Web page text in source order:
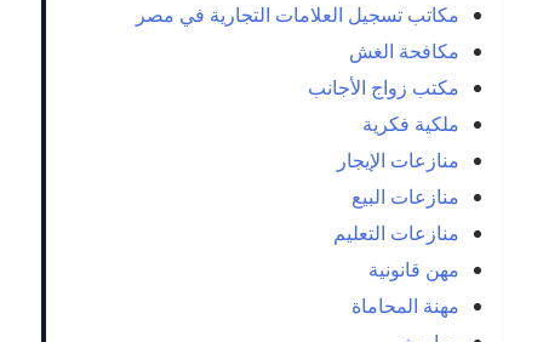
مكاتب تسجيل العلامات التجارية في مصر
مكافحة الغش
مكتب زواج الأجانب
ملكية فكرية
منازعات الإيجار
منازعات البيع
منازعات التعليم
مهن قانونية
مهنة المحاماة